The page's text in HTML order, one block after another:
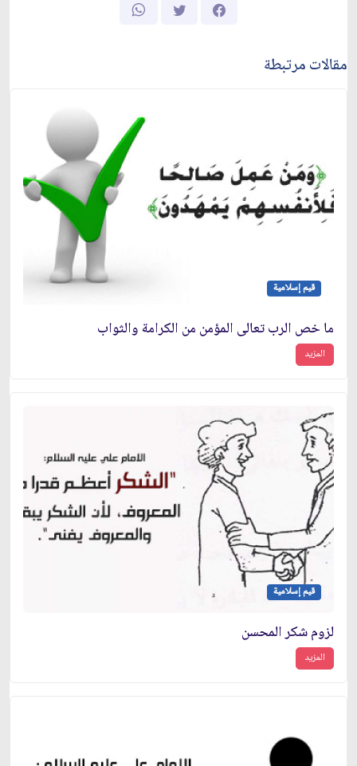
مقالات مرتبطة
قيم إسلامية
ما خص الرب تعالى المؤمن من الكرامة والثواب
المزيد
قيم إسلامية
لزوم شكر المحسن
المزيد